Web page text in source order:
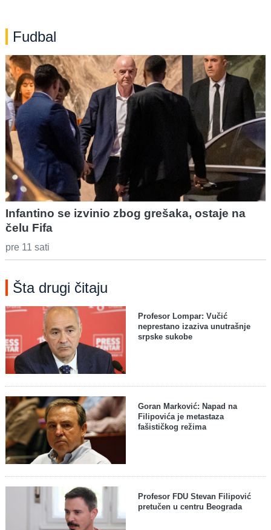
Fudbal
Infantino se izvinio zbog grešaka, ostaje na
čelu Fifa
pre 11 sati
Šta drugi čitaju
Profesor Lompar: Vučić
neprestano izaziva unutrašnje
srpske sukobe
Goran Marković: Napad na
Filipovića je metastaza
fašističkog režima
Profesor FDU Stevan Filipović
pretučen u centru Beograda